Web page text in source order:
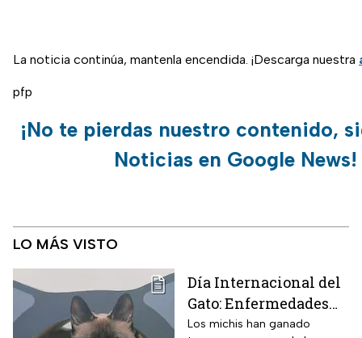
La noticia continúa, mantenla encendida. ¡Descarga nuestra
pfp
¡No te pierdas nuestro contenido,
Noticias en Google News!
LO MÁS VISTO
Día Internacional del
Gato: Enfermedades
más comunes y cómo
Los michis han ganado